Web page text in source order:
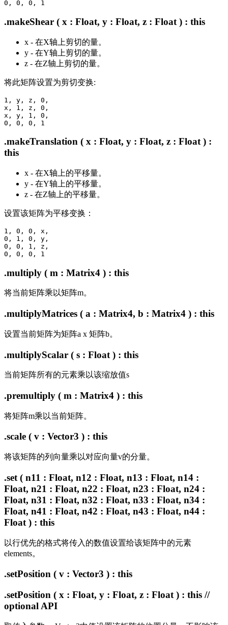
.makeShear ( x : Float, y : Float, z : Float ) : this
x - 在X轴上剪切的量。
y - 在Y轴上剪切的量。
z - 在Z轴上剪切的量。
将此矩阵设置为剪切变换:
1, y, z, 0,
x, 1, z, 0,
x, y, 1, 0,
.makeTranslation ( x : Float, y : Float, z : Float ) :
this
x - 在X轴上的平移量。
y - 在Y轴上的平移量。
z - 在Z轴上的平移量。
设置该矩阵为平移变换：
1, 0, 0, x,
0, 1, 0, y,
0, 0, 1, z,
.multiply ( m : Matrix4 ) : this
将当前矩阵乘以矩阵m。
.multiplyMatrices ( a : Matrix4, b : Matrix4 ) : this
设置当前矩阵为矩阵a x 矩阵b。
.multiplyScalar ( s : Float ) : this
当前矩阵所有的元素乘以该缩放值s
.premultiply ( m : Matrix4 ) : this
将矩阵m乘以当前矩阵。
.scale ( v : Vector3 ) : this
将该矩阵的列向量乘以对应向量v的分量。
.set ( n11 : Float, n12 : Float, n13 : Float, n14 :
Float, n21 : Float, n22 : Float, n23 : Float, n24 :
Float, n31 : Float, n32 : Float, n33 : Float, n34 :
Float, n41 : Float, n42 : Float, n43 : Float, n44 :
Float ) : this
以行优先的格式将传入的数值设置给该矩阵中的元素
elements。
.setPosition ( v : Vector3 ) : this
.setPosition ( x : Float, y : Float, z : Float ) : this //
optional API